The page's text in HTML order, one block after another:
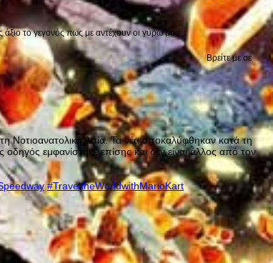
το γεγονός πως με αντέχουν οι γύρω μου...
Βρείτε με σε
Νοτιοανατολική Ασία. Τα νέα αποκαλύφθηκαν κατά τη
οδηγός εμφανίστηκε επίσης και δεν είναι άλλος από τον
#TraveltheWorldwithMarioKart